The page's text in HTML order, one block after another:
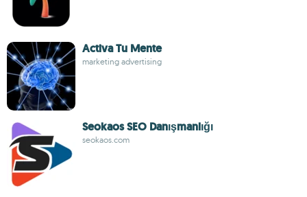
Activa Tu Mente
marketing advertising
Seokaos SEO Danışmanlığı
seokaos.com